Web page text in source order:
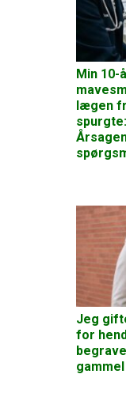
Min
lægen
Jeg
for